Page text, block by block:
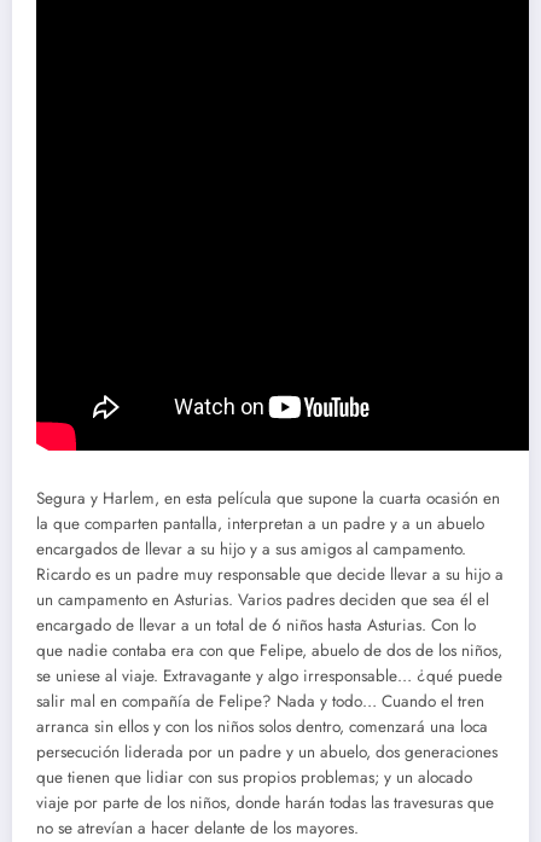
Segura y Harlem, en esta película que supone la cuarta ocasión en
la que comparten pantalla, interpretan a un padre y a un abuelo
encargados de llevar a su hijo y a sus amigos al campamento.
Ricardo es un padre muy responsable que decide llevar a su hijo a
un campamento en Asturias. Varios padres deciden que sea él el
encargado de llevar a un total de 6 niños hasta Asturias. Con lo
que nadie contaba era con que Felipe, abuelo de dos de los niños,
se uniese al viaje. Extravagante y algo irresponsable… ¿qué puede
salir mal en compañía de Felipe? Nada y todo… Cuando el tren
arranca sin ellos y con los niños solos dentro, comenzará una loca
persecución liderada por un padre y un abuelo, dos generaciones
que tienen que lidiar con sus propios problemas; y un alocado
viaje por parte de los niños, donde harán todas las travesuras que
no se atrevían a hacer delante de los mayores.